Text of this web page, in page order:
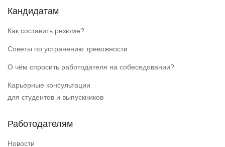
Кандидатам
Как составить резюме?
Советы по устранению тревожности
О чём спросить работодателя на собеседовании?
Карьерные консультации
для студентов и выпускников
Работодателям
Новости